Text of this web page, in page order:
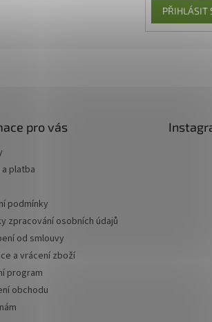
PŘIHLÁSIT
pro vás
platba
podmínky
zpracování osobních údajů
od smlouvy
a vrácení zboží
program
obchodu